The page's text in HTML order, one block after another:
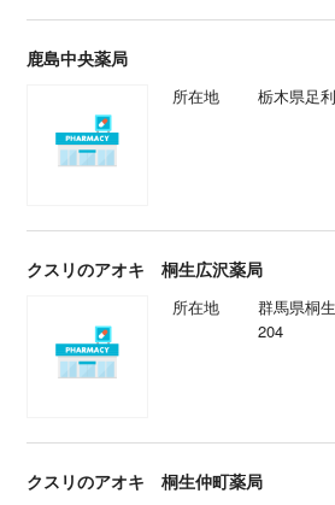
鹿島中央薬局
所在地 栃木県足
クスリのアオキ 桐生広沢薬局
所在地
群馬県桐
204
クスリのアオキ 桐生仲町薬局